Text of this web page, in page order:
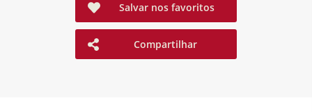
Salvar nos favoritos
Compartilhar